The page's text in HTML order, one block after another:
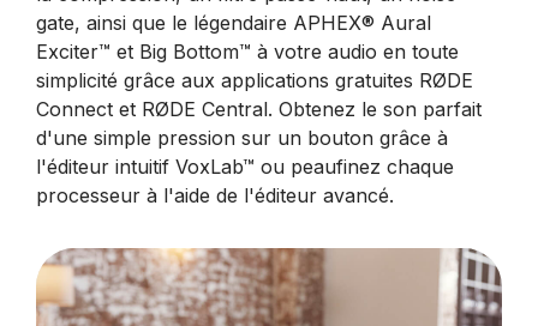
gate, ainsi que le légendaire APHEX® Aural
Exciter™ et Big Bottom™ à votre audio en toute
simplicité grâce aux applications gratuites RØDE
Connect et RØDE Central. Obtenez le son parfait
d'une simple pression sur un bouton grâce à
l'éditeur intuitif VoxLab™ ou peaufinez chaque
processeur à l'aide de l'éditeur avancé.